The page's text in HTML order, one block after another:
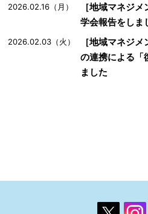
2026.02.16（月）
［地域マネジ
学会報告をしま
2026.02.03（火）
［地域マネジ
の連携による「
ました